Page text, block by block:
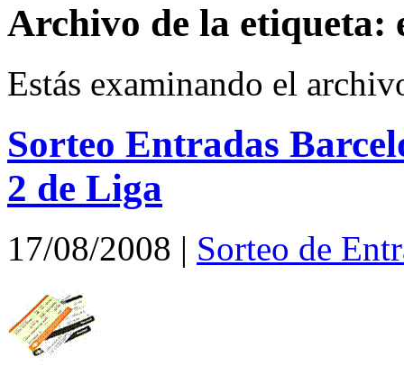
Archivo de la etiqueta:
Estás examinando el
Sorteo Entradas
2 de Liga
17/08/2008 | Sorteo de